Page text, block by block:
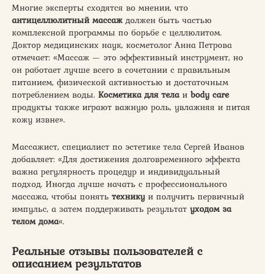
Многие эксперты сходятся во мнении, что
антицеллюлитный массаждолжен быть частью
комплексной программы по борьбе с целлюлитом.
Доктор медицинских наук, косметолог Анна Петрова
отмечает: «Массаж — это эффективный инструмент, но
он работает лучше всего в сочетании с правильным
питанием, физической активностью и достаточным
потреблением воды. Косметика для телаи body care
продукты также играют важную роль, увлажняя и питая
кожу извне».
Массажист, специалист по эстетике тела Сергей Иванов
добавляет: «Для достижения долговременного эффекта
важна регулярность процедур и индивидуальный
подход. Иногда лучше начать с профессионального
массажа, чтобы понять технику и получить первичный
импульс, а затем поддерживать результат уходом за
телом дома«.
Реальные отзывы пользователей с
описанием результатов